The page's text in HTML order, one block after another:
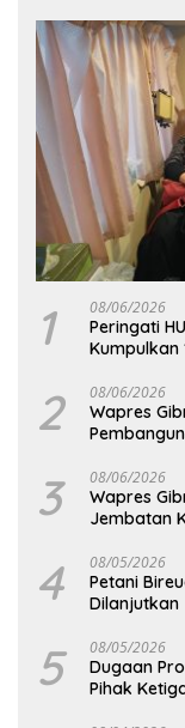
1 08/06/2026
Peringati
Kumpulkan
2 08/06/2026
Wapres
3 08/06/2026
Wapres
Jembatan
4 08/05/2026
Petani
Dilanjutkan
5 08/05/2026
Dugaan
Pihak